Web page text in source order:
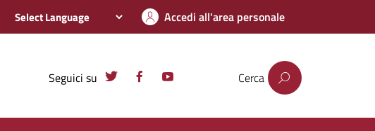
Accedi all'area personale
Seguici su Cerca